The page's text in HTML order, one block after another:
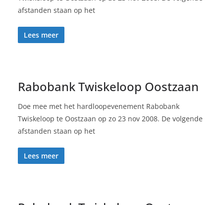
afstanden staan op het
Lees meer
Rabobank Twiskeloop Oostzaan
Doe mee met het hardloopevenement Rabobank
Twiskeloop te Oostzaan op zo 23 nov 2008. De volgende
afstanden staan op het
Lees meer